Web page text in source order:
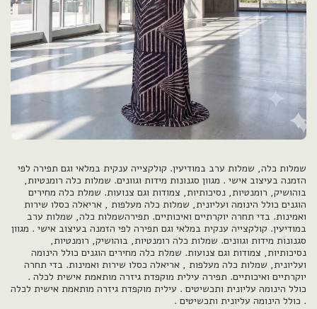
שמלות כלה, שמלות ערב במודיעין. קולקצייה ענקית במלאי וגם תפירה לפי
הזמנה בעיצוב אישי . מגוון סגנונות מידות וגוונים. שמלות כלה רומנטיות,
בוהושיק, רומנטיות, נסיכותיות, צמודות וגם צנועות. שמלת כלה מחירים
הוגנים כולל הינומה ועליונית, שמלות כלה מעלפות , אריאלה כסלו שירות
ואמינות. בדי תחרה יוקרתיים ואיכותיים. תפירהשמלות כלה, שמלות ערב
במודיעין. קולקצייה ענקית במלאי וגם תפירה לפי הזמנה בעיצוב אישי . מגוון
סגנונות מידות וגוונים. שמלות כלה רומנטיות, בוהושיק, רומנטיות,
נסיכותיות, צמודות וגם צנועות. שמלת כלה מחירים הוגנים כולל הינומה
ועליונית, שמלות כלה מעלפות , אריאלה כסלו שירות ואמינות. בדי תחרה
יוקרתיים ואיכותיים. תפירה עילית מוקפדת גיזרה מותאמת אישית לכלה .
כולל הינומה עליונית ותכשיטים . עילית מוקפדת גיזרה מותאמת אישית לכלה
. כולל הינומה עליונית ותכשיטים .